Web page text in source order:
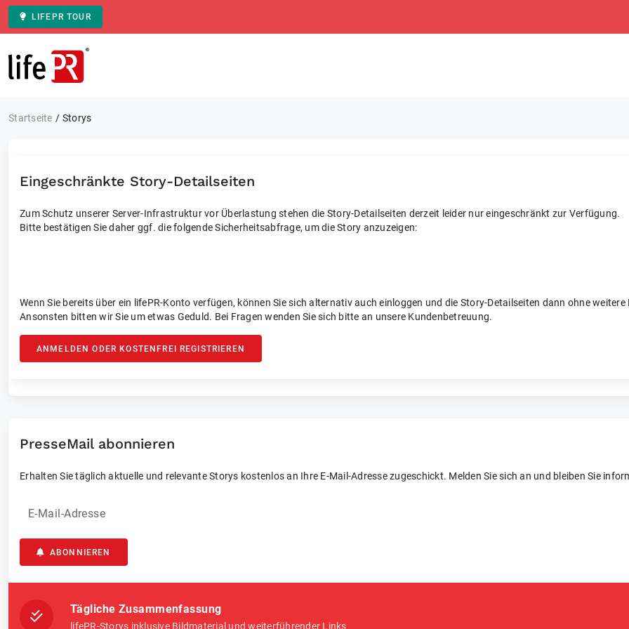
LIFEPR TOUR
Zur Startseite
Startseite Storys
Eingeschränkte Story-Detailseiten
Zum Schutz unserer Server-Infrastruktur vor Überlastung stehen die Story-Detailseiten derzeit leider nur eingeschränkt zur Verfügung.
Bitte bestätigen Sie daher ggf. die folgende Sicherheitsabfrage, um die Story anzuzeigen:
Wenn Sie bereits über ein lifePR-Konto verfügen, können Sie sich alternativ auch einloggen und die Story-Detailseiten dann ohne
Ansonsten bitten wir Sie um etwas Geduld. Bei Fragen wenden Sie sich bitte an unsere Kundenbetreuung.
ANMELDEN ODER KOSTENFREI REGISTRIEREN
PresseMail abonnieren
Erhalten Sie täglich aktuelle und relevante Storys kostenlos an Ihre E-Mail-Adresse zugeschickt. Melden Sie sich an und bleiben Sie
E-Mail-Adresse
ABONNIEREN
Tägliche Zusammenfassung
lifePR-Storys inklusive Bildmaterial und weiterführender Links